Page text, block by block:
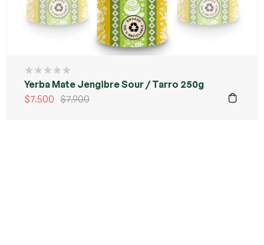
Yerba Mate Jengibre Sour / Tarro 250g
$7.900
$7.500